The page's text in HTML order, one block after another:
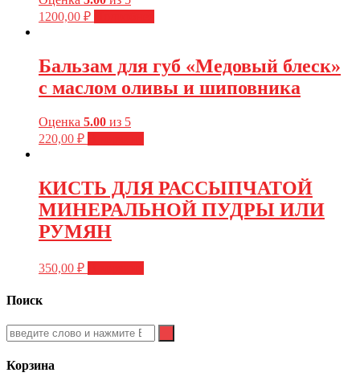
1200,00 ₽
Бальзам для губ «Медовый блеск»
с маслом оливы и шиповника
Оценка 5.00 из 5
220,00 ₽
КИСТЬ ДЛЯ РАССЫПЧАТОЙ
МИНЕРАЛЬНОЙ ПУДРЫ ИЛИ
РУМЯН
350,00 ₽
Поиск
Корзина